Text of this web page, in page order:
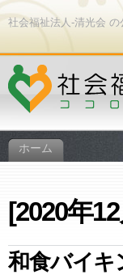
社会福祉法人-清光会
ホーム
[2020年
和食バイ